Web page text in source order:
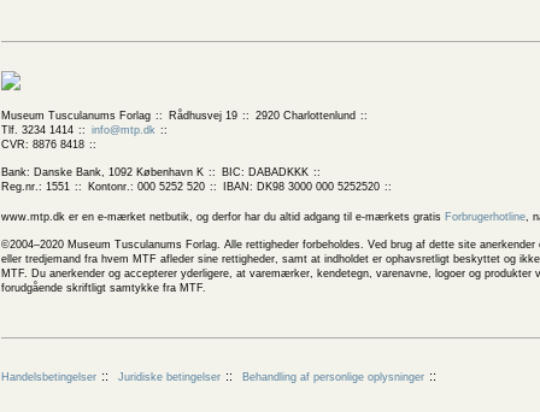
Museum Tusculanums Forlag Rådhusvej 19
2920 Charlottenlund
Tlf. 3234 1414
info@mtp.dk
CVR: 8876 8418
Bank: Danske Bank, 1092 København K
BIC: DABADKKK
Reg.nr.: 1551
Kontonr.: 000 5252 520 IBAN: DK98 3000 000 5252520
www.mtp.dk er en e-mærket netbutik, og derfor har du altid adgang til e-mærkets gratis Forbrugerhotline,
©2004–2020 Museum Tusculanums Forlag. Alle rettigheder forbeholdes. Ved brug af dette site
eller tredjemand fra hvem MTF afleder sine rettigheder, samt at indholdet er ophavsretligt beskyttet og
MTF. Du anerkender og accepterer yderligere, at varemærker, kendetegn, varenavne, logoer og
forudgående skriftligt samtykke fra MTF.
Handelsbetingelser Juridiske betingelser Behandling af personlige oplysninger